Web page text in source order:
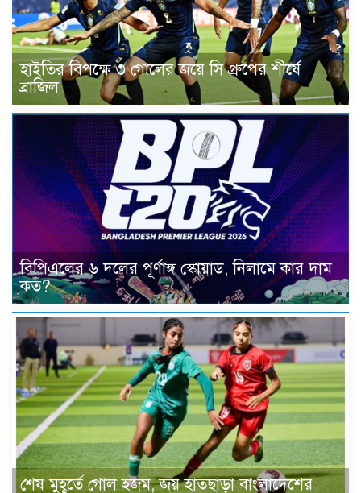
হাইতির বিপক্ষে ৩ গোলের জয়ে সি গ্রুপের শীর্ষে
ব্রাজিল
বিপিএলের ৬ দলের পূর্ণাঙ্গ স্কোয়াড, নিলামে কার দাম
কত?
শেষ মুহূর্তে গোল হজম, জয় হাতছাড়া বাংলাদেশের